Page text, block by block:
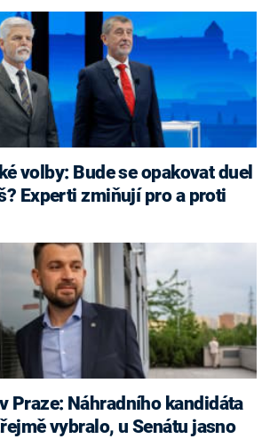
Experti zmiňují pro a proti
Praze: Náhradního kandidáta
vybralo, u Senátu jasno